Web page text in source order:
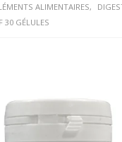
ALIMENTAIRES,
30 GÉLULES